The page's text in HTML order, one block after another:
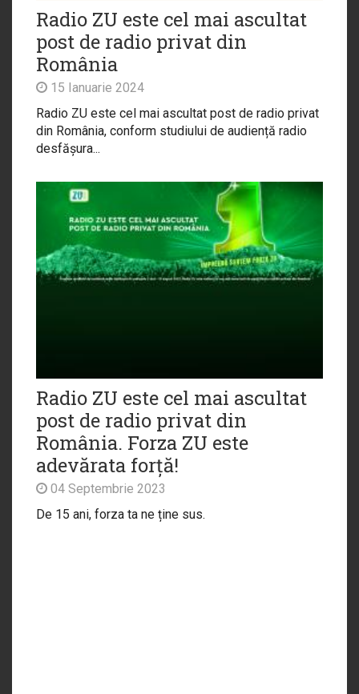
Radio ZU este cel mai ascultat
post de radio privat din
România
15 Ianuarie 2024
Radio ZU este cel mai ascultat post de radio privat
din România, conform studiului de audiență radio
desfășura...
Radio ZU este cel mai ascultat
post de radio privat din
România. Forza ZU este
adevărata forță!
04 Septembrie 2023
De 15 ani, forza ta ne ține sus.